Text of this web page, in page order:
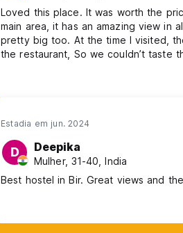
Loved this place. It was worth the
main area, it has an amazing view in
pretty big too. At the time I visited,
the restaurant, So we couldn’t taste
pretty nice. People are friendly and
area. You can drink freshly brewed
Estadia em jun. 2024
D Deepika
Mulher, 31-40, India
Best hostel in Bir. Great views and